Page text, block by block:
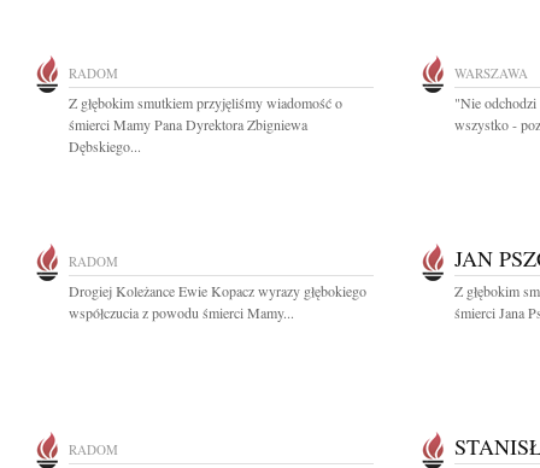
RADOM
Z głębokim smutkiem przyjęliśmy wiadomość o
śmierci Mamy Pana Dyrektora Zbigniewa
Dębskiego...
WARSZAWA
"Nie odchodzi
wszystko -
RADOM
Drogiej Koleżance Ewie Kopacz wyrazy głębokiego
współczucia z powodu śmierci Mamy...
JAN
Z głębokim
śmierci Jana
RADOM